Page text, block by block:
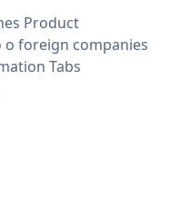
Product
foreign companies
Tabs